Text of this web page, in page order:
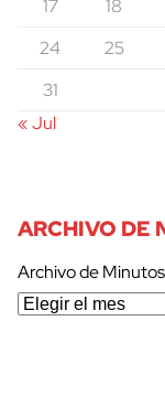
cerrar
17 18
24
25
31
« Jul
ARCHIVO DE
Archivo de